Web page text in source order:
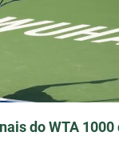
do WTA 1000